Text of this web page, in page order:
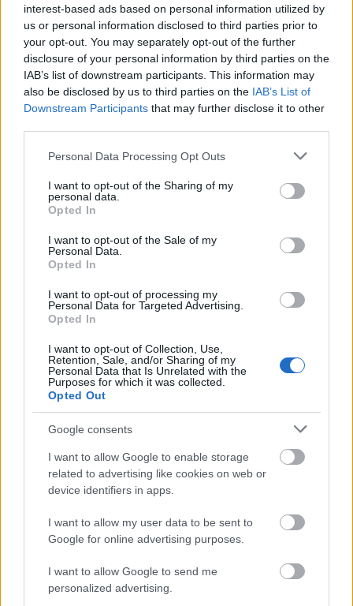
interest-based ads based on personal information utilized by
us or personal information disclosed to third parties prior to
your opt-out. You may separately opt-out of the further
disclosure of your personal information by third parties on the
IAB’s list of downstream participants. This information may
also be disclosed by us to third parties on the IAB’s List of
Downstream Participants that may further disclose it to other
Please note that this website/app uses one or more Google
not limited to your visit or usage behaviour. You may click to
grant or deny consent to Google and its third-party tags to
use your data for below specified purposes in below Google
consent section.
Personal Data Processing Opt Outs
I want to opt-out of the Sharing of my
personal data.
Opted In
I want to opt-out of the Sale of my
Personal Data.
Opted In
I want to opt-out of processing my
Personal Data for Targeted Advertising.
Opted In
I want to opt-out of Collection, Use,
Retention, Sale, and/or Sharing of my
Personal Data that Is Unrelated with the
Purposes for which it was collected.
Opted Out
Google consents
I want to allow Google to enable storage
related to advertising like cookies on web or
device identifiers in apps.
I want to allow my user data to be sent to
Google for online advertising purposes.
I want to allow Google to send me
personalized advertising.
során ne mondanák ki a stílus nevét ennyiszer és
ilyen gyakran:„funk, funky, funk, funky”... A balkezes
Jamal Thomas egy feszes dobszólóval fejezte be
Gretsch-szerkóján az első felvonást. A kötelező
ráadásban négy nóta csendült fel, köztük egy
frenetikus medley-vel és egyCandy Dulferrelközös
örömzenéléssel, aki ezúttal az egész együttesével
jelent meg újra a színpadon. A show végénMaceo
hálás köszönetet mondott saját és
hangmérnököknek, a helyi szervezőknek és még a
buszsofőröknek is... A koncert éjjel háromnegyed
egykor ért véget, ekkor csendesült el teljesen a
veszprémi vár és a belváros. Valószínűleg még
sokáig emlegetni fogjuk ezt a két nagyszerű
előadást!„We love you!”
A banda: